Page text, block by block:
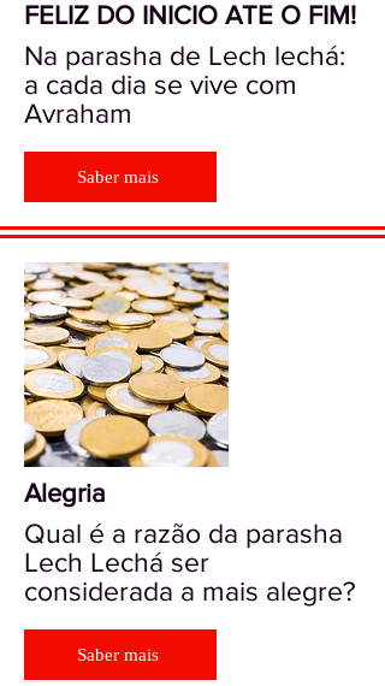
FELIZ DO INICIO ATE O FIM!
Na parasha de Lech lechá:
a cada dia se vive com
Avraham
Saber mais
Alegria
Qual é a razão da parasha
Lech Lechá ser
considerada a mais alegre?
Saber mais